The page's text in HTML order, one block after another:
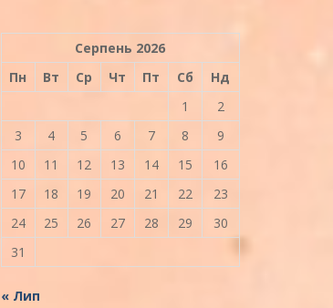
Серпень 2026
Пн
Вт Ср Чт Пт Сб
Нд
1
2
3
4 5 6 7 8
9
10
11 12 13 14 15
16
17
18 19 20 21 22
23
24
25 26 27 28 29
30
31
« Лип